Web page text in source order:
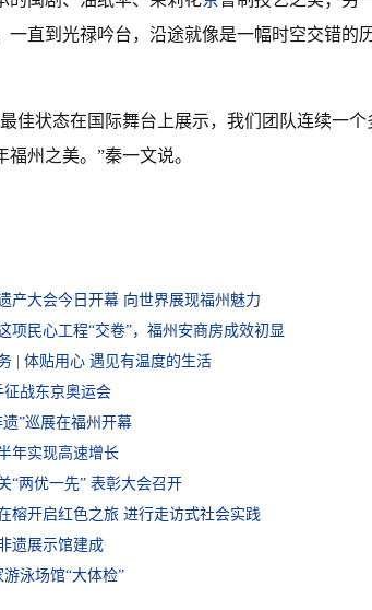
一直到光禄吟台，沿途就像是一幅时空交错的
佳状态在国际舞台上展示，我们团队连续一个
福州之美。”秦一文说。
产大会今日开幕 向世界展现福州魅力
项民心工程“交卷”，福州安商房成效初显
| 体贴用心 遇见有温度的生活
征战东京奥运会
”巡展在福州开幕
年实现高速增长
“两优一先” 表彰大会召开
榕开启红色之旅 进行走访式社会实践
遗展示馆建成
泳场馆“大体检”